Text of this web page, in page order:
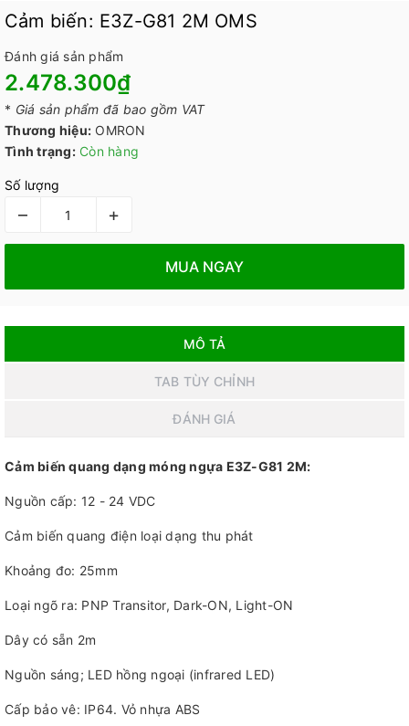
Cảm biến: E3Z-G81 2M OMS
Đánh giá sản phẩm
2.478.300₫
* Giá sản phẩm đã bao gồm VAT
Thương hiệu: OMRON
Tình trạng: Còn hàng
Số lượng
– +
MUA NGAY
MÔ TẢ
TAB TÙY CHỈNH
ĐÁNH GIÁ
Cảm biến quang dạng móng ngựa E3Z-G81 2M:
Nguồn cấp: 12 - 24 VDC
Cảm biến quang điện loại dạng thu phát
Khoảng đo: 25mm
Loại ngõ ra: PNP Transitor, Dark-ON, Light-ON
Dây có sẵn 2m
Nguồn sáng; LED hồng ngoại (infrared LED)
Cấp bảo vê: IP64. Vỏ nhựa ABS